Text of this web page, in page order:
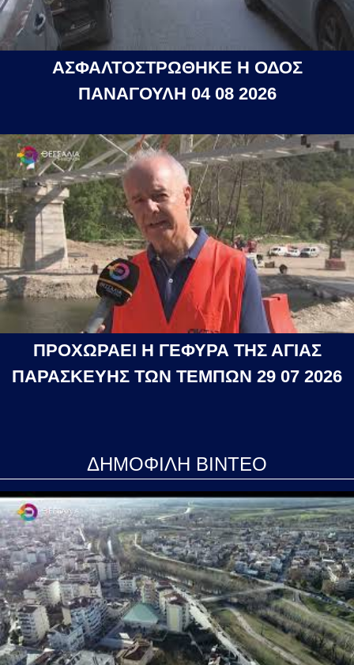
ΑΣΦΑΛΤΟΣΤΡΩΘΗΚΕ Η ΟΔΟΣ
ΠΑΝΑΓΟΥΛΗ 04 08 2026
ΠΡΟΧΩΡΑΕΙ Η ΓΕΦΥΡΑ ΤΗΣ ΑΓΙΑΣ
ΠΑΡΑΣΚΕΥΗΣ ΤΩΝ ΤΕΜΠΩΝ 29 07 2026
ΔΗΜΟΦΙΛΗ ΒΙΝΤΕΟ